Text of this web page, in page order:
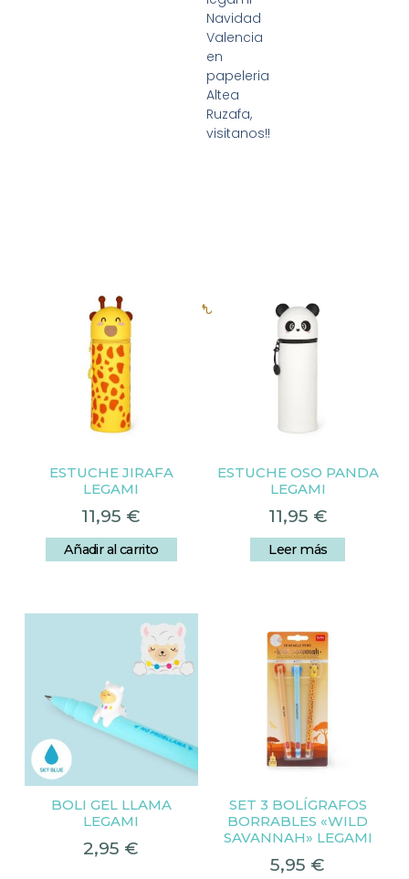
Navidad
Valencia
en
papeleria
Altea
Ruzafa,
visitanos!!
Productos relacionados
ESTUCHE JIRAFA
LEGAMI
11,95 €
Añadir al carrito
ESTUCHE OSO PANDA
LEGAMI
11,95 €
Leer más
BOLI GEL LLAMA
LEGAMI
2,95 €
SET 3 BOLÍGRAFOS
BORRABLES «WILD
SAVANNAH» LEGAMI
5,95 €